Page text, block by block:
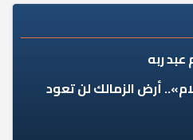
ربه
أرض الزمالك لن تعود